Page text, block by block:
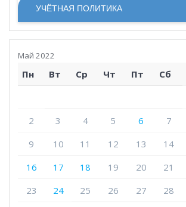
УЧЁТНАЯ ПОЛИТИКА
Май 2022
Пн Вт Ср Чт Пт Сб
2
3 4 5 6 7
9
10 11 12 13 14
16
17 18 19 20 21
23
24 25 26 27 28